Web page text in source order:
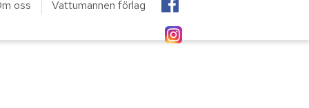
oss Vattumannen förlag